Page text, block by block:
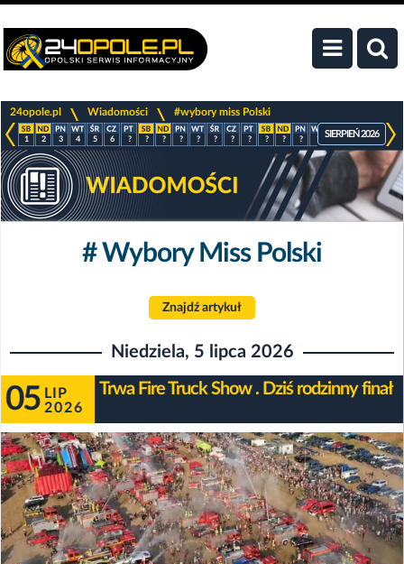
24opole.pl Wiadomości #wybory miss Polski
1 2 3 4 5 6 ? ? ? ? ? ? ? ? ? ? ? ? ? ? ?
SIERPIEŃ 2026
# Wybory Miss Polski
Znajdź artykuł
Niedziela, 5 lipca 2026
05 LIP
2026
Trwa Fire Truck Show . Dziś rodzinny finał